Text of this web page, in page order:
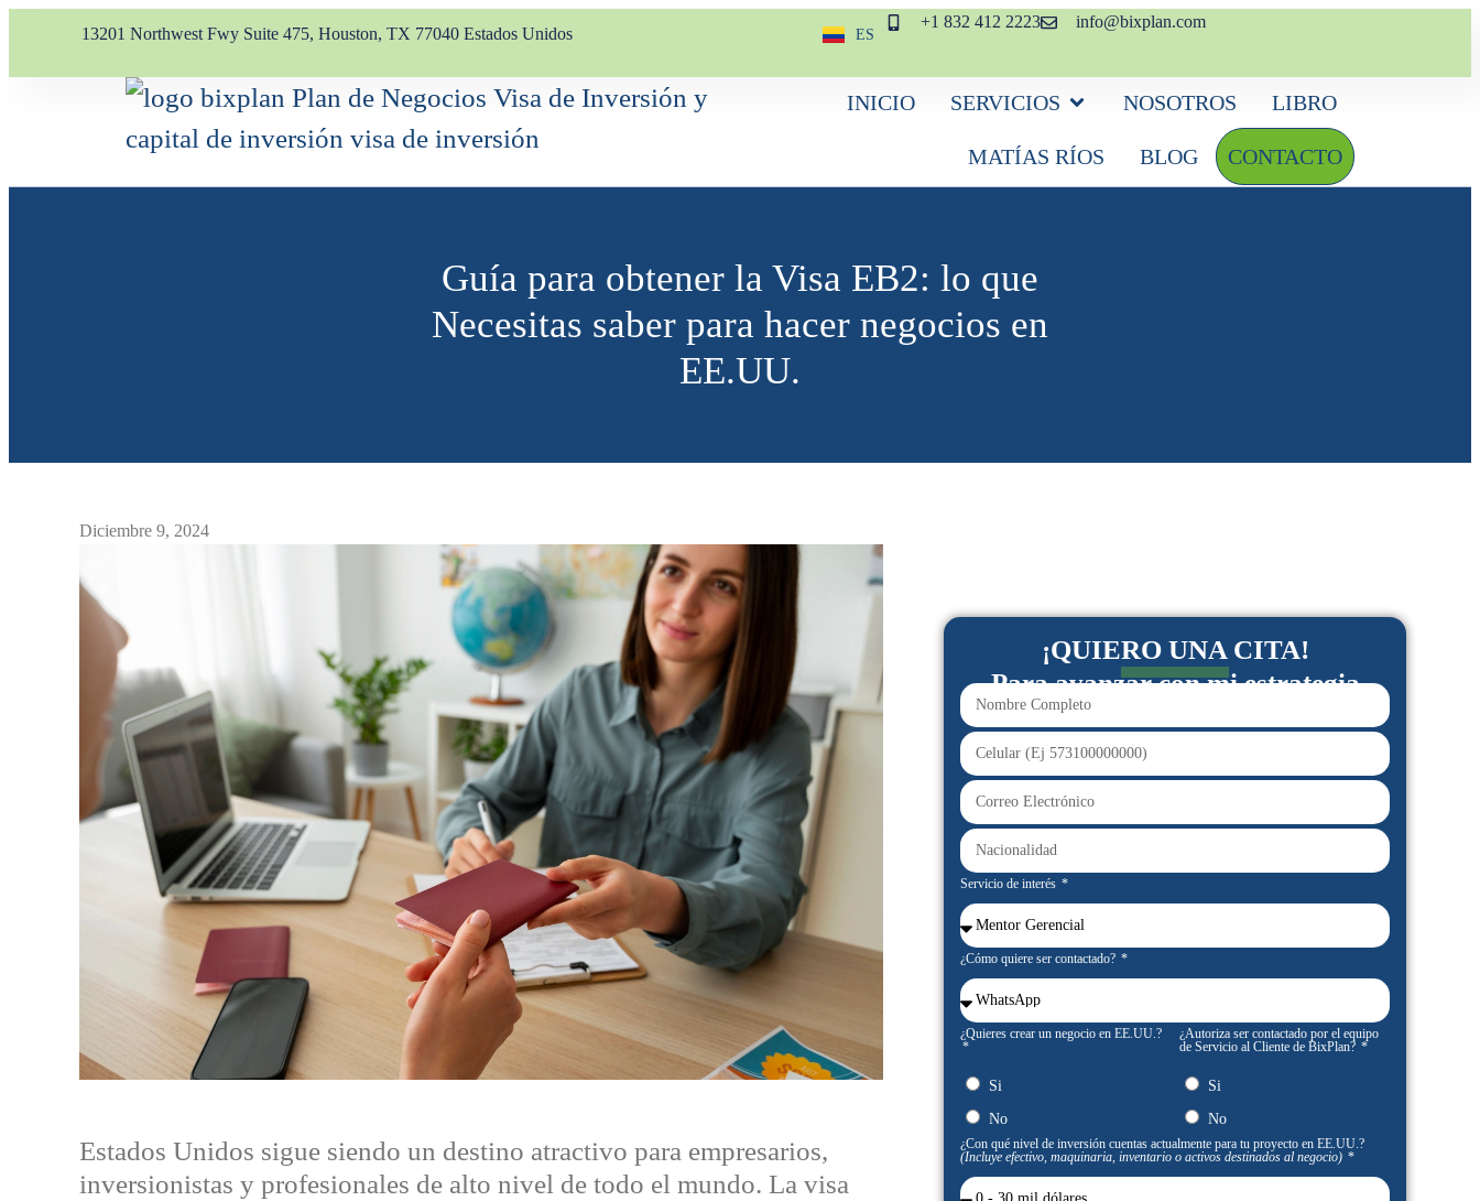
13201 Northwest Fwy Suite 475, Houston, TX 77040 Estados Unidos ES
EN
+1 832 412 2223 info@bixplan.com
INICIO SERVICIOS NOSOTROS LIBRO
MATÍAS RÍOS BLOG CONTACTO
Guía para obtener la Visa EB2: lo que
Necesitas saber para hacer negocios en
EE.UU.
Diciembre 9, 2024
Estados Unidos sigue siendo un destino atractivo para empresarios,
inversionistas y profesionales de alto nivel de todo el mundo. La visa
¡QUIERO UNA CITA!
Para avanzar con mi estrategia
Servicio de interés
¿Cómo quiere ser contactado?
¿Quieres crear un negocio en EE.UU.?
Si
No
¿Autoriza ser contactado por el equipo
de Servicio al Cliente de BixPlan?
Si
No
¿Con qué nivel de inversión cuentas actualmente para tu proyecto en EE.UU.?
(Incluye efectivo, maquinaria, inventario o activos destinados al negocio)